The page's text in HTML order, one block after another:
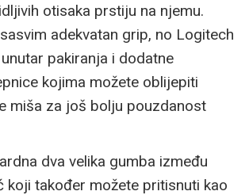
otisaka prstiju na njemu.
adekvatan grip, no Logitech
pakiranja i dodatne
kojima možete oblijepiti
miša za još bolju pouzdanost
dva velika gumba između
koji također možete pritisnuti kao